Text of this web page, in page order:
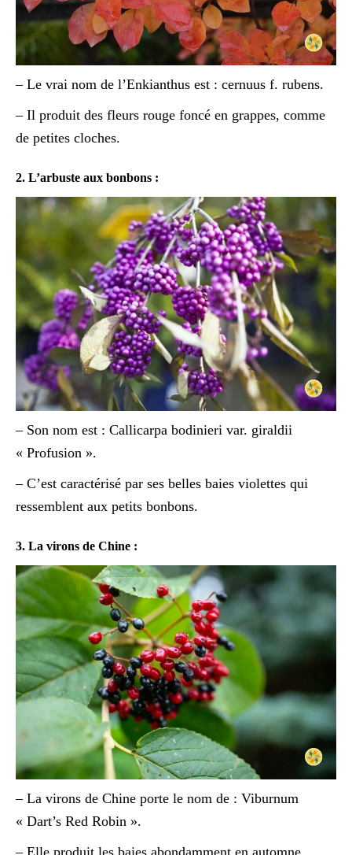
– Le vrai nom de l’Enkianthus est : cernuus f. rubens.
– Il produit des fleurs rouge foncé en grappes, comme
de petites cloches.
2. L’arbuste aux bonbons :
– Son nom est : Callicarpa bodinieri var. giraldii
« Profusion ».
– C’est caractérisé par ses belles baies violettes qui
ressemblent aux petits bonbons.
3. La virons de Chine :
– La virons de Chine porte le nom de : Viburnum
« Dart’s Red Robin ».
– Elle produit les baies abondamment en automne.